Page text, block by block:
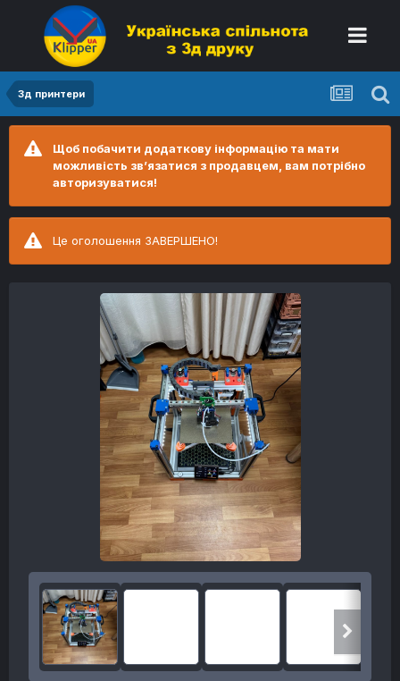
3д принтери
Щоб побачити додаткову інформацію та мати
можливість зв’язатися з продавцем, вам потрібно
авторизуватися!
Це оголошення ЗАВЕРШЕНО!